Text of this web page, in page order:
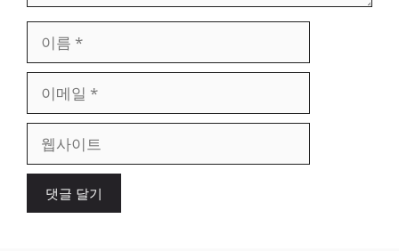
일
이